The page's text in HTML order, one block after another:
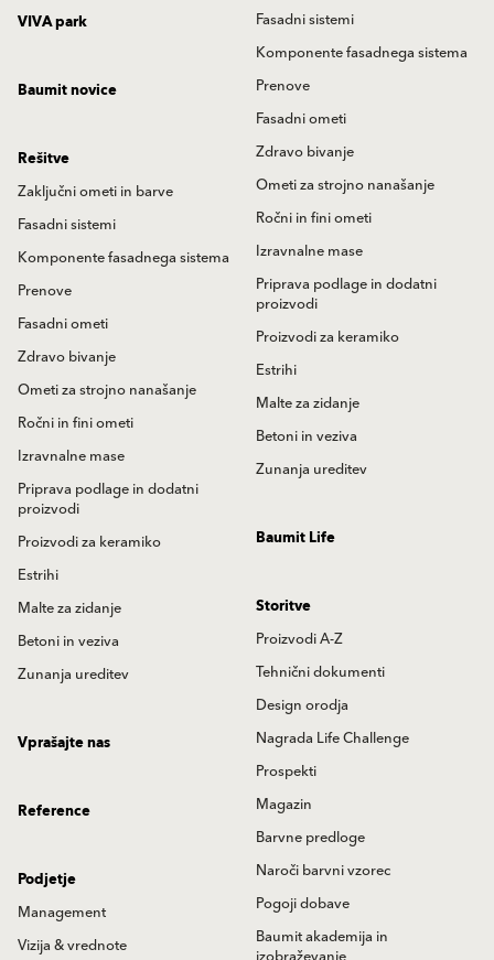
Fasadni sistemi
Komponente fasadnega sistema
Prenove
Fasadni ometi
Zdravo bivanje
Ometi za strojno nanašanje
Ročni in fini ometi
Izravnalne mase
Priprava podlage in dodatni
proizvodi
Proizvodi za keramiko
Estrihi
Malte za zidanje
Betoni in veziva
Zunanja ureditev
VIVA park
Baumit novice
Rešitve
Zaključni ometi in barve
Fasadni sistemi
Komponente fasadnega sistema
Prenove
Fasadni ometi
Zdravo bivanje
Ometi za strojno nanašanje
Ročni in fini ometi
Izravnalne mase
Priprava podlage in dodatni
proizvodi
Proizvodi za keramiko
Estrihi
Malte za zidanje
Betoni in veziva
Zunanja ureditev
Baumit Life
Storitve
Proizvodi A-Z
Tehnični dokumenti
Design orodja
Nagrada Life Challenge
Prospekti
Magazin
Barvne predloge
Naroči barvni vzorec
Pogoji dobave
Baumit akademija in
Vprašajte nas
Reference
Podjetje
Management
Vizija & vrednote